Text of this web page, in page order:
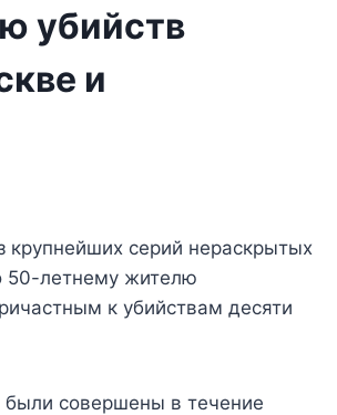
убийств
и
крупнейших серий нераскрытых
50-летнему жителю
к убийствам десяти
были совершены в течение